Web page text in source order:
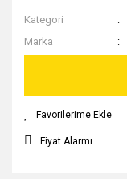
Kategori
Marka
Fiyat Alarmı